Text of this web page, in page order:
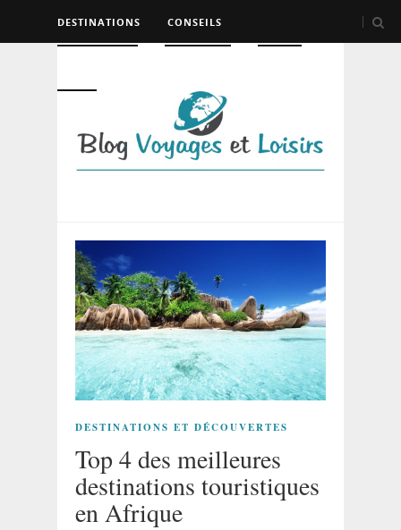
DESTINATIONS CONSEILS
DESTINATIONS ET DÉCOUVERTES
Top 4 des meilleures
destinations touristiques
en Afrique